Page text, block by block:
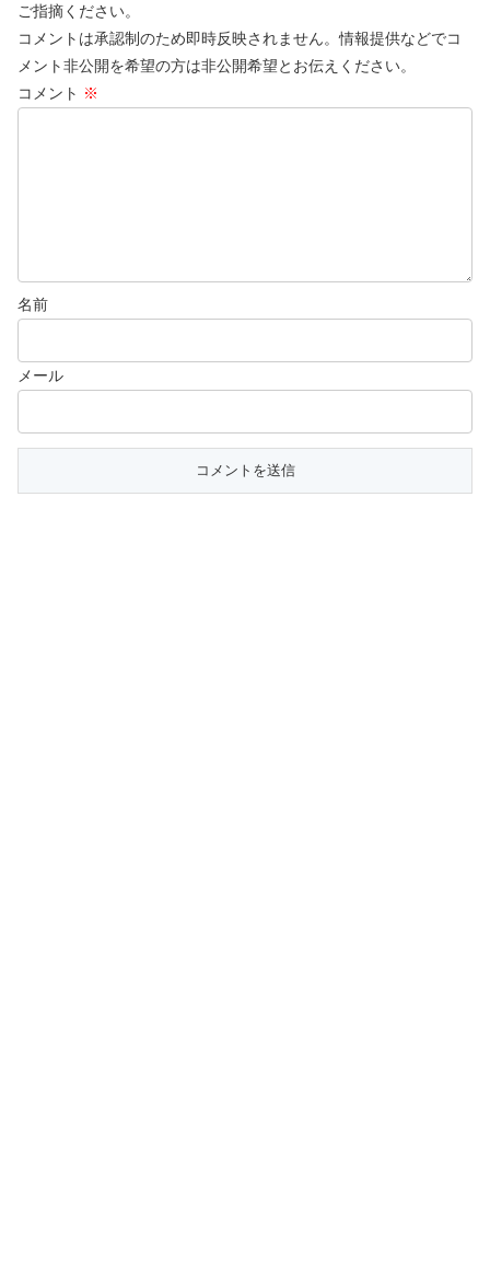
ご指摘ください。
コメントは承認制のため即時反映されません。情報提供などでコ
メント非公開を希望の方は非公開希望とお伝えください。
コメント ※
名前
メール